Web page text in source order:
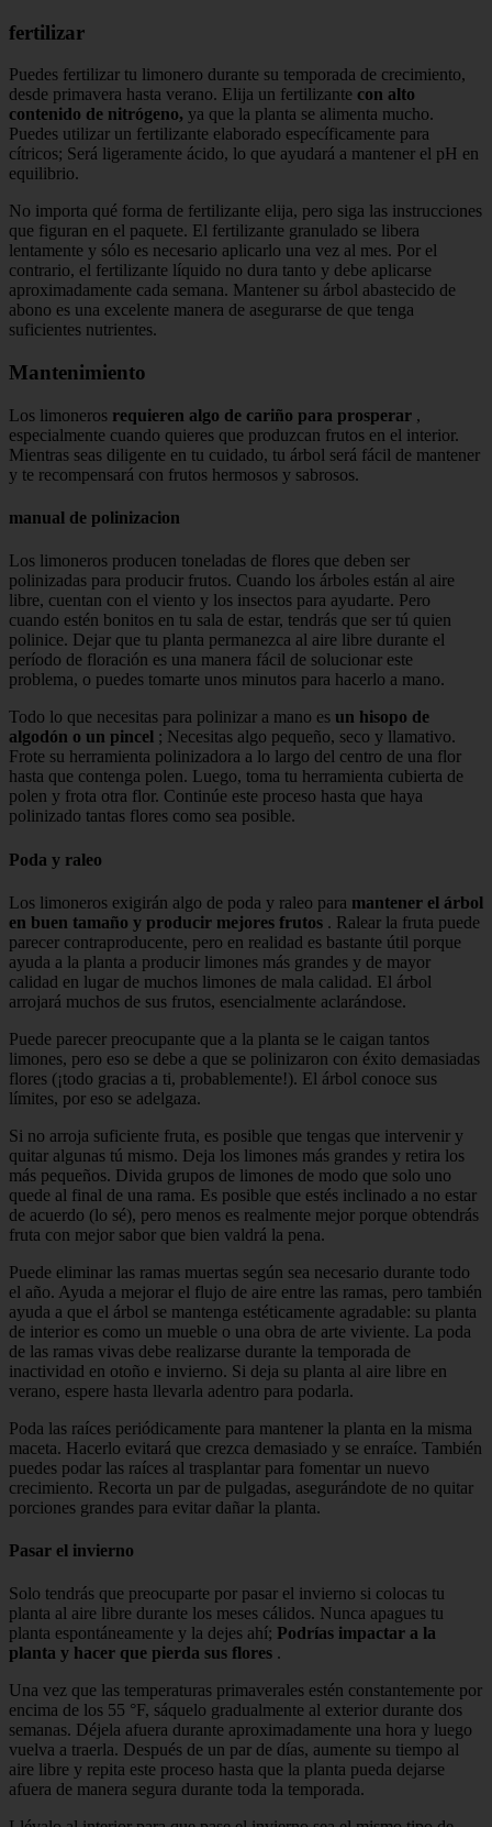
fertilizar
Puedes fertilizar tu limonero durante su temporada de crecimiento,
desde primavera hasta verano. Elija un fertilizante con alto
contenido de nitrógeno, ya que la planta se alimenta mucho.
Puedes utilizar un fertilizante elaborado específicamente para
cítricos; Será ligeramente ácido, lo que ayudará a mantener el pH en
equilibrio.
No importa qué forma de fertilizante elija, pero siga las instrucciones
que figuran en el paquete. El fertilizante granulado se libera
lentamente y sólo es necesario aplicarlo una vez al mes. Por el
contrario, el fertilizante líquido no dura tanto y debe aplicarse
aproximadamente cada semana. Mantener su árbol abastecido de
abono es una excelente manera de asegurarse de que tenga
suficientes nutrientes.
Mantenimiento
Los limoneros requieren algo de cariño para prosperar ,
especialmente cuando quieres que produzcan frutos en el interior.
Mientras seas diligente en tu cuidado, tu árbol será fácil de mantener
y te recompensará con frutos hermosos y sabrosos.
manual de polinizacion
Los limoneros producen toneladas de flores que deben ser
polinizadas para producir frutos. Cuando los árboles están al aire
libre, cuentan con el viento y los insectos para ayudarte. Pero
cuando estén bonitos en tu sala de estar, tendrás que ser tú quien
polinice. Dejar que tu planta permanezca al aire libre durante el
período de floración es una manera fácil de solucionar este
problema, o puedes tomarte unos minutos para hacerlo a mano.
Todo lo que necesitas para polinizar a mano es un hisopo de
algodón o un pincel ; Necesitas algo pequeño, seco y llamativo.
Frote su herramienta polinizadora a lo largo del centro de una flor
hasta que contenga polen. Luego, toma tu herramienta cubierta de
polen y frota otra flor. Continúe este proceso hasta que haya
polinizado tantas flores como sea posible.
Poda y raleo
Los limoneros exigirán algo de poda y raleo para mantener el árbol
en buen tamaño y producir mejores frutos . Ralear la fruta puede
parecer contraproducente, pero en realidad es bastante útil porque
ayuda a la planta a producir limones más grandes y de mayor
calidad en lugar de muchos limones de mala calidad. El árbol
arrojará muchos de sus frutos, esencialmente aclarándose.
Puede parecer preocupante que a la planta se le caigan tantos
limones, pero eso se debe a que se polinizaron con éxito demasiadas
flores (¡todo gracias a ti, probablemente!). El árbol conoce sus
límites, por eso se adelgaza.
Si no arroja suficiente fruta, es posible que tengas que intervenir y
quitar algunas tú mismo. Deja los limones más grandes y retira los
más pequeños. Divida grupos de limones de modo que solo uno
quede al final de una rama. Es posible que estés inclinado a no estar
de acuerdo (lo sé), pero menos es realmente mejor porque obtendrás
fruta con mejor sabor que bien valdrá la pena.
Puede eliminar las ramas muertas según sea necesario durante todo
el año. Ayuda a mejorar el flujo de aire entre las ramas, pero también
ayuda a que el árbol se mantenga estéticamente agradable: su planta
de interior es como un mueble o una obra de arte viviente. La poda
de las ramas vivas debe realizarse durante la temporada de
inactividad en otoño e invierno. Si deja su planta al aire libre en
verano, espere hasta llevarla adentro para podarla.
Poda las raíces periódicamente para mantener la planta en la misma
maceta. Hacerlo evitará que crezca demasiado y se enraíce. También
puedes podar las raíces al trasplantar para fomentar un nuevo
crecimiento. Recorta un par de pulgadas, asegurándote de no quitar
porciones grandes para evitar dañar la planta.
Pasar el invierno
Solo tendrás que preocuparte por pasar el invierno si colocas tu
planta al aire libre durante los meses cálidos. Nunca apagues tu
planta espontáneamente y la dejes ahí; Podrías impactar a la
planta y hacer que pierda sus flores .
Una vez que las temperaturas primaverales estén constantemente por
encima de los 55 °F, sáquelo gradualmente al exterior durante dos
semanas. Déjela afuera durante aproximadamente una hora y luego
vuelva a traerla. Después de un par de días, aumente su tiempo al
aire libre y repita este proceso hasta que la planta pueda dejarse
afuera de manera segura durante toda la temporada.